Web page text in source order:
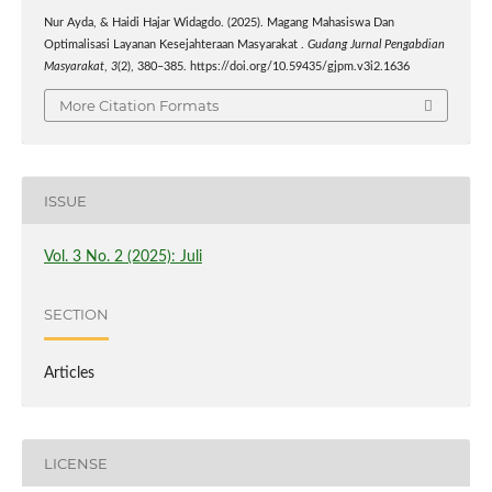
Nur Ayda, & Haidi Hajar Widagdo. (2025). Magang Mahasiswa Dan
Optimalisasi Layanan Kesejahteraan Masyarakat . Gudang Jurnal Pengabdian
Masyarakat, 3(2), 380–385. https://doi.org/10.59435/gjpm.v3i2.1636
More Citation Formats
ISSUE
Vol. 3 No. 2 (2025): Juli
SECTION
Articles
LICENSE